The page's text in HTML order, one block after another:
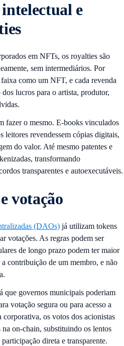
e
em NFTs, os royalties são
sem intermediários. Por
como um NFT, e cada revenda
lucros para o artista, produtor,
fazer o mesmo. E-books vinculados
leitores revendessem cópias digitais,
do valor. Até mesmo patentes e
transformando
transparentes e autoexecutáveis.
votação
(DAOs) já utilizam tokens
votações. As regras podem ser
de longo prazo podem ter maior
contribuição de um membro, e não
que governos municipais poderiam
votação segura ou para acesso a
os votos dos acionistas
on-chain, substituindo os lentos
direta e transparente.